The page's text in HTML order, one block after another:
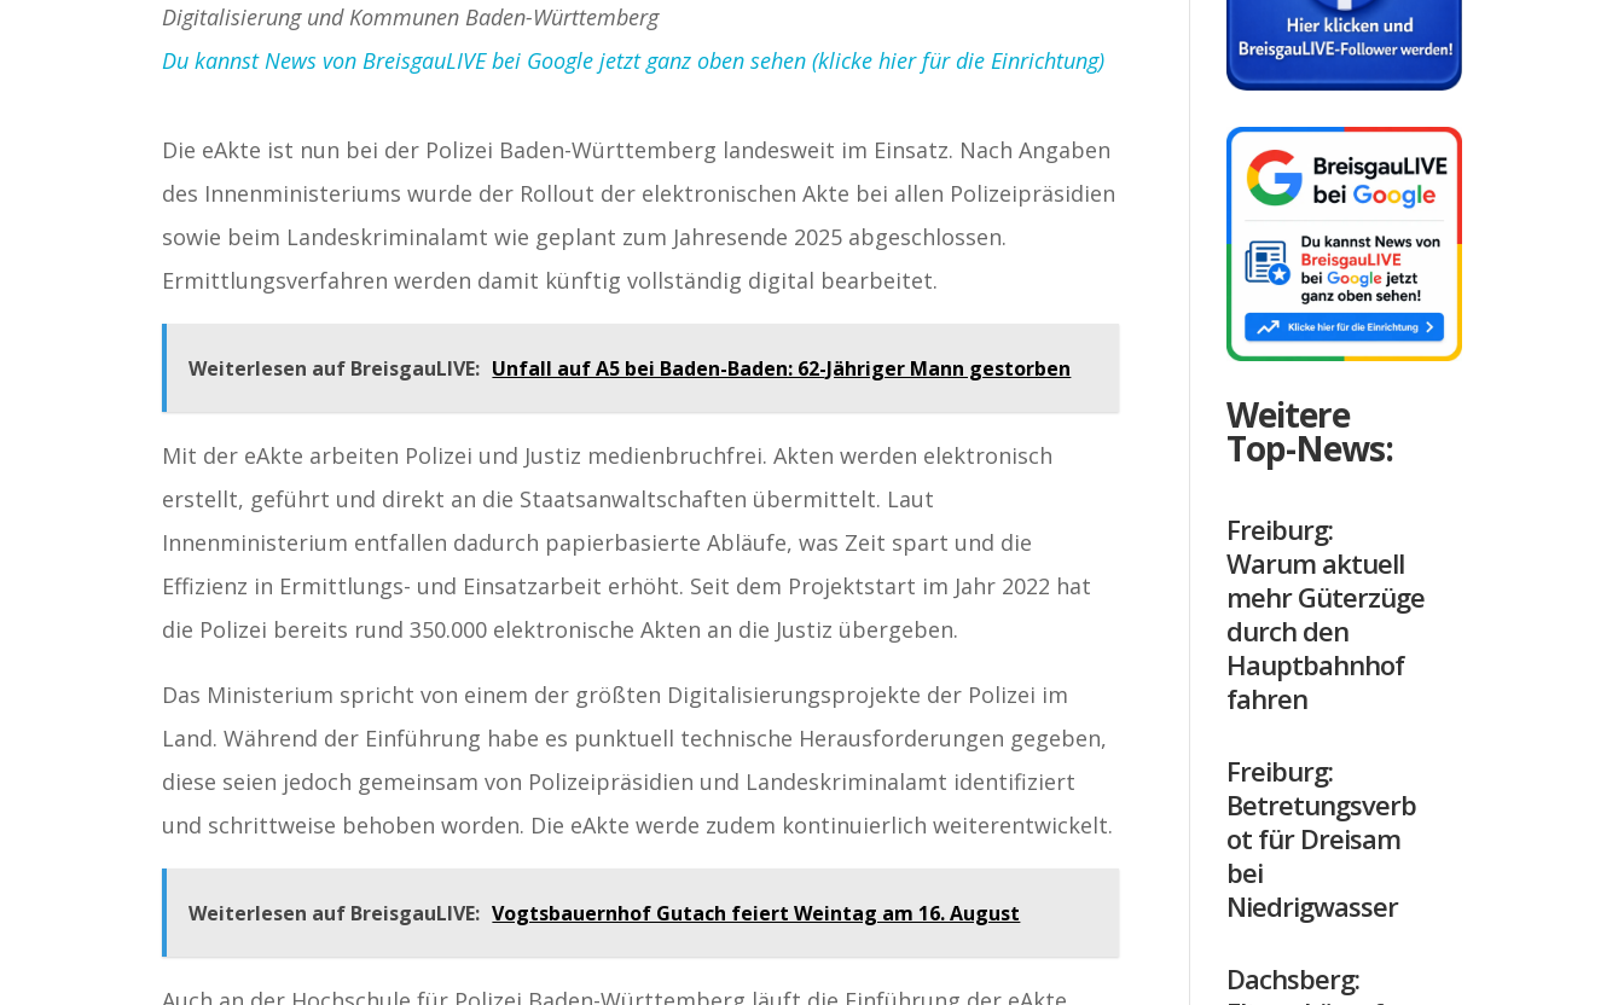
Digitalisierung und Kommunen Baden-Württemberg
Du kannst News von BreisgauLIVE bei Google jetzt ganz oben sehen (klicke hier für die Einrichtung)
Die eAkte ist nun bei der Polizei Baden-Württemberg landesweit im Einsatz. Nach Angaben
des Innenministeriums wurde der Rollout der elektronischen Akte bei allen Polizeipräsidien
sowie beim Landeskriminalamt wie geplant zum Jahresende 2025 abgeschlossen.
Ermittlungsverfahren werden damit künftig vollständig digital bearbeitet.
Weiterlesen auf BreisgauLIVE: Unfall auf A5 bei Baden-Baden: 62-Jähriger Mann gestorben
Mit der eAkte arbeiten Polizei und Justiz medienbruchfrei. Akten werden elektronisch
erstellt, geführt und direkt an die Staatsanwaltschaften übermittelt. Laut
Innenministerium entfallen dadurch papierbasierte Abläufe, was Zeit spart und die
Effizienz in Ermittlungs- und Einsatzarbeit erhöht. Seit dem Projektstart im Jahr 2022 hat
die Polizei bereits rund 350.000 elektronische Akten an die Justiz übergeben.
Das Ministerium spricht von einem der größten Digitalisierungsprojekte der Polizei im
Land. Während der Einführung habe es punktuell technische Herausforderungen gegeben,
diese seien jedoch gemeinsam von Polizeipräsidien und Landeskriminalamt identifiziert
und schrittweise behoben worden. Die eAkte werde zudem kontinuierlich weiterentwickelt.
Weiterlesen auf BreisgauLIVE: Vogtsbauernhof Gutach feiert Weintag am 16. August
Weitere
Top-News:
Freiburg:
Warum aktuell
mehr Güterzüge
durch den
Hauptbahnhof
fahren
Freiburg:
Betretungsverb
ot für Dreisam
bei
Niedrigwasser
Dachsberg: